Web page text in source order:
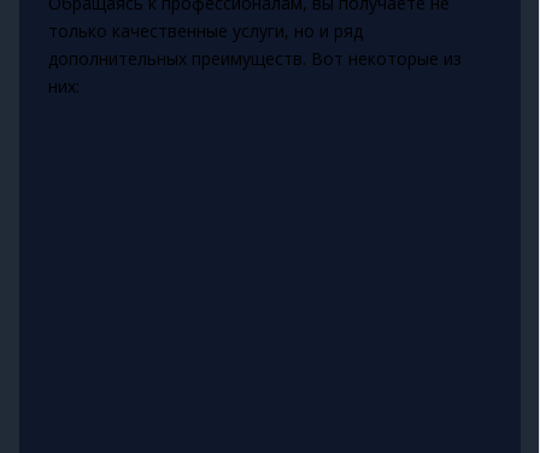
только качественные услуги, но и ряд
дополнительных преимуществ. Вот некоторые из
них: